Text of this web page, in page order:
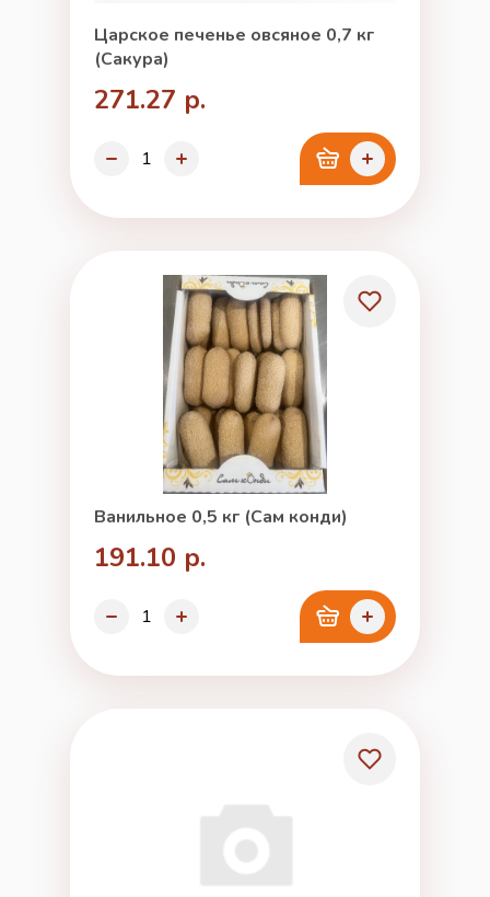
Царское печенье овсяное 0,7 кг
(Сакура)
271.27 р.
Ванильное 0,5 кг (Сам конди)
191.10 р.